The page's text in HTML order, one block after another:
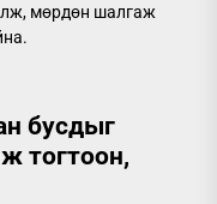
мөрдөн шалгаж
бусдыг
тогтоон,